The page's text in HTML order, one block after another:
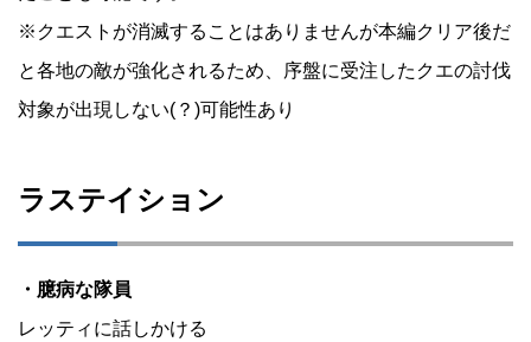
※クエストが消滅することはありませんが本編クリア後だ
と各地の敵が強化されるため、序盤に受注したクエの討伐
対象が出現しない(？)可能性あり
ラステイション
・臆病な隊員
レッティに話しかける